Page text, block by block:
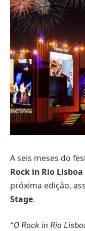
A seis meses do
Rock in Rio Lisboa
próxima edição,
Stage.
“O Rock in Rio